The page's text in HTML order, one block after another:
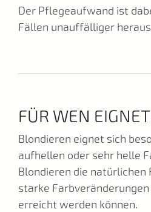
Der Pflegeaufwand ist
Fällen unauffälliger
FÜR WEN
Blondieren eignet sich
aufhellen oder sehr helle
Blondieren die
starke
erreicht werden können.